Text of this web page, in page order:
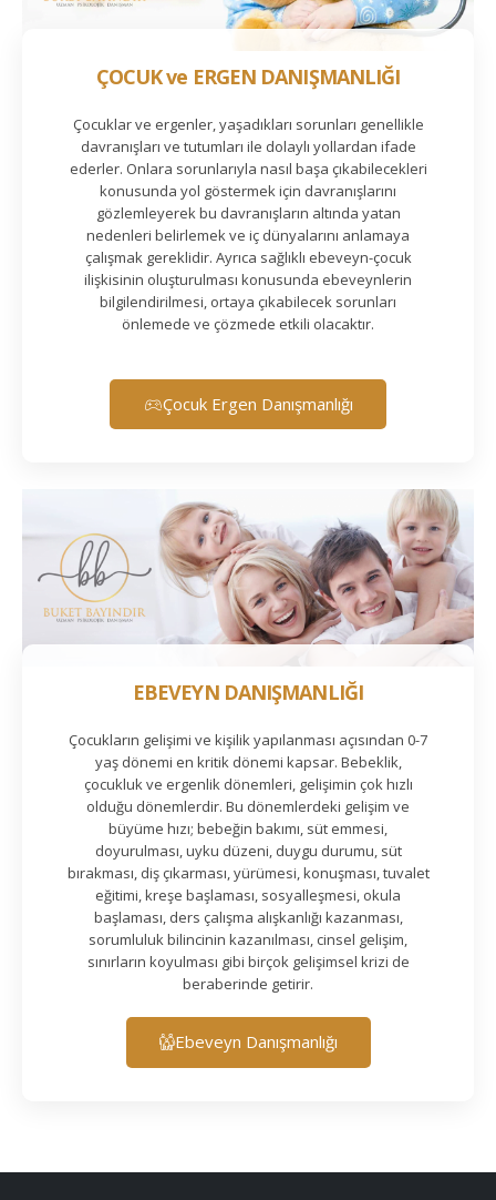
ÇOCUK ve ERGEN DANIŞMANLIĞI
Çocuklar ve ergenler, yaşadıkları sorunları genellikle
davranışları ve tutumları ile dolaylı yollardan ifade
ederler. Onlara sorunlarıyla nasıl başa çıkabilecekleri
konusunda yol göstermek için davranışlarını
gözlemleyerek bu davranışların altında yatan
nedenleri belirlemek ve iç dünyalarını anlamaya
çalışmak gereklidir. Ayrıca sağlıklı ebeveyn-çocuk
ilişkisinin oluşturulması konusunda ebeveynlerin
bilgilendirilmesi, ortaya çıkabilecek sorunları
önlemede ve çözmede etkili olacaktır.
Çocuk Ergen Danışmanlığı
EBEVEYN DANIŞMANLIĞI
Çocukların gelişimi ve kişilik yapılanması açısından 0-7
yaş dönemi en kritik dönemi kapsar. Bebeklik,
çocukluk ve ergenlik dönemleri, gelişimin çok hızlı
olduğu dönemlerdir. Bu dönemlerdeki gelişim ve
büyüme hızı; bebeğin bakımı, süt emmesi,
doyurulması, uyku düzeni, duygu durumu, süt
bırakması, diş çıkarması, yürümesi, konuşması, tuvalet
eğitimi, kreşe başlaması, sosyalleşmesi, okula
başlaması, ders çalışma alışkanlığı kazanması,
sorumluluk bilincinin kazanılması, cinsel gelişim,
sınırların koyulması gibi birçok gelişimsel krizi de
beraberinde getirir.
Ebeveyn Danışmanlığı